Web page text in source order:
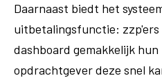
Daarnaast biedt het
uitbetalingsfunctie: zzp'ers
dashboard gemakkelijk
opdrachtgever deze snel